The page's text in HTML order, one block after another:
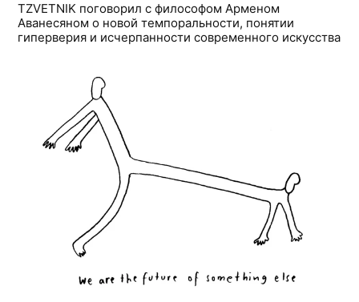
TZVETNIK поговорил с философом Арменом
Аванесяном о новой темпоральности, понятии
гиперверия и исчерпанности современного искусства